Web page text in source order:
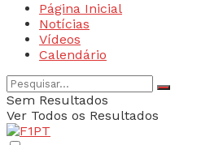
Página Inicial
Notícias
Vídeos
Calendário
Sem Resultados
Ver Todos os Resultados